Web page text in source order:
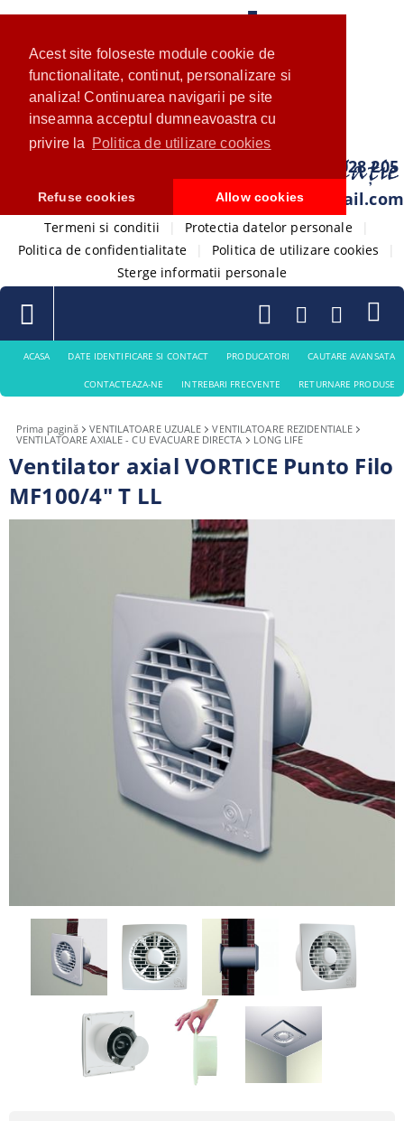
Acest site foloseste module cookie de
functionalitate, continut, personalizare si
analiza! Continuarea navigarii pe site
inseamna acceptul dumneavoastra cu
privire la
Politica de utilizare cookies
Refuse cookies Allow cookies
0733 028 205
com.ventistore@gmail.com
Termeni si conditii Protectia datelor personale
Politica de confidentialitate
Politica de utilizare cookies
Sterge informatii personale
ACASA DATE IDENTIFICARE SI CONTACT PRODUCATORI CAUTARE AVANSATA
CONTACTEAZA-NE INTREBARI FRECVENTE RETURNARE PRODUSE
Prima pagină VENTILATOARE UZUALE
VENTILATOARE REZIDENTIALE
VENTILATOARE AXIALE - CU EVACUARE DIRECTA
LONG LIFE
Ventilator axial VORTICE Punto Filo
MF100/4" T LL